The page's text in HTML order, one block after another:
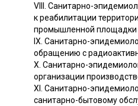
VIII. Санитарно-
к реабилитации
промышленной площадки
IX. Санитарно-
обращению с
X. Санитарно-
организации
XI. Санитарно-
санитарно-бытовому